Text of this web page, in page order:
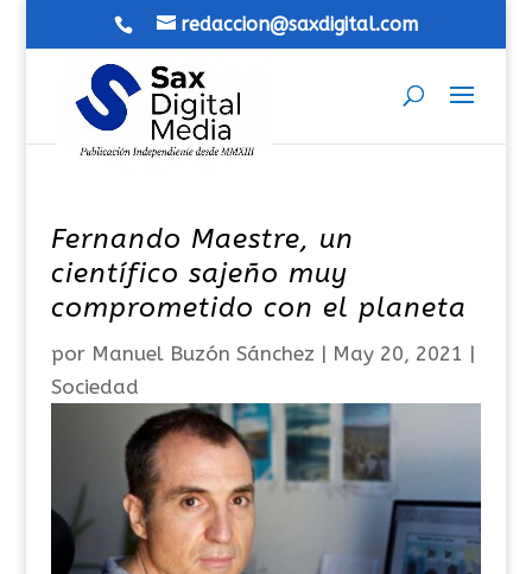
redaccion@saxdigital.com
Fernando Maestre, un
científico sajeño muy
comprometido con el planeta
por Manuel Buzón Sánchez | May 20, 2021 |
Sociedad